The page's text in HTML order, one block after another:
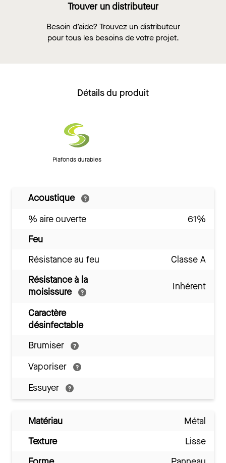
Trouver un distributeur
Besoin d’aide? Trouvez un distributeur
pour tous les besoins de votre projet.
Détails du produit
Plafonds durables
Acoustique
% aire ouverte
61%
Feu
Résistance au feu
Classe A
Résistance à la
moisissure
Inhérent
Caractère
désinfectable
Brumiser
Vaporiser
Essuyer
Matériau
Métal
Texture
Lisse